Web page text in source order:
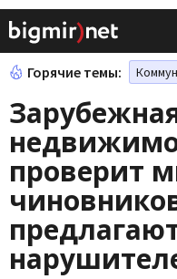
Горячие темы:
проверит